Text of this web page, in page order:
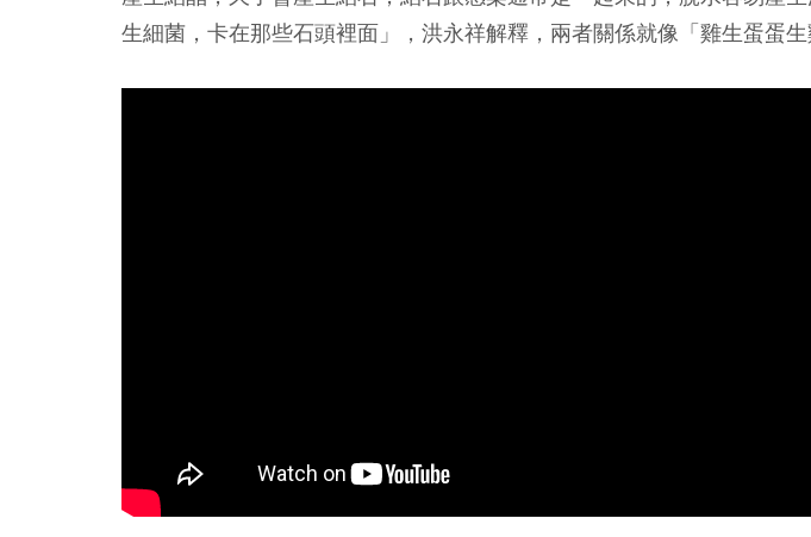
生細菌，卡在那些石頭裡面」，洪永祥解釋，兩者關係就像「雞生蛋蛋生